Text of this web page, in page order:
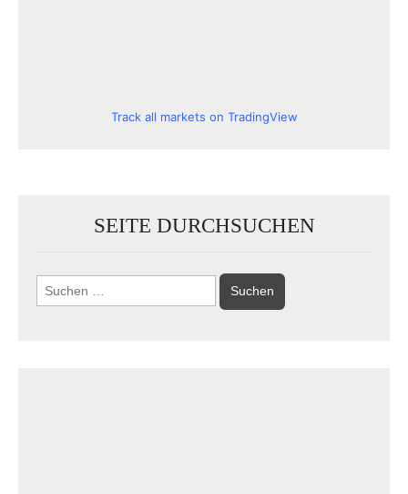
Track all markets on TradingView
SEITE DURCHSUCHEN
Suchen
nach: